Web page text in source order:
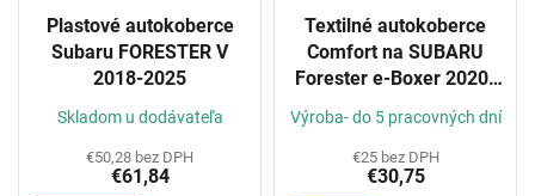
Plastové autokoberce
Subaru FORESTER V
2018-2025
Skladom u dodávateľa
€50,28 bez DPH
€61,84
Textilné autokoberce
Comfort na SUBARU
Forester e-Boxer 2020-
Výroba- do 5 pracovných dní
€25 bez DPH
€30,75